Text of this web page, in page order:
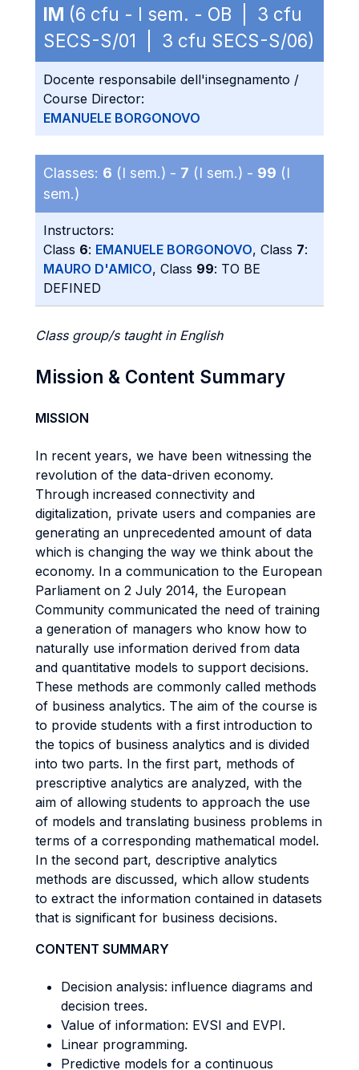
IM (6 cfu - I sem. - OB | 3 cfu
SECS-S/01 | 3 cfu SECS-S/06)
Docente responsabile dell'insegnamento /
Course Director:
EMANUELE BORGONOVO
Classes: 6 (I sem.) - 7 (I sem.) - 99 (I
sem.)
Instructors:
Class 6: EMANUELE BORGONOVO, Class 7:
MAURO D'AMICO, Class 99: TO BE
DEFINED
Class group/s taught in English
Mission & Content Summary
MISSION
In recent years, we have been witnessing the
revolution of the data-driven economy.
Through increased connectivity and
digitalization, private users and companies are
generating an unprecedented amount of data
which is changing the way we think about the
economy. In a communication to the European
Parliament on 2 July 2014, the European
Community communicated the need of training
a generation of managers who know how to
naturally use information derived from data
and quantitative models to support decisions.
These methods are commonly called methods
of business analytics. The aim of the course is
to provide students with a first introduction to
the topics of business analytics and is divided
into two parts. In the first part, methods of
prescriptive analytics are analyzed, with the
aim of allowing students to approach the use
of models and translating business problems in
terms of a corresponding mathematical model.
In the second part, descriptive analytics
methods are discussed, which allow students
to extract the information contained in datasets
that is significant for business decisions.
CONTENT SUMMARY
Decision analysis: influence diagrams and
decision trees.
Value of information: EVSI and EVPI.
Linear programming.
Predictive models for a continuous